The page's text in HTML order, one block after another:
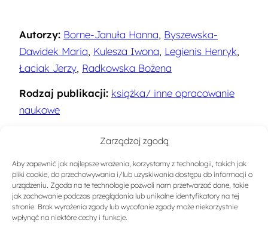
Zarządzaj zgodą
Aby zapewnić jak najlepsze wrażenia, korzystamy z technologii, takich jak
pliki cookie, do przechowywania i/lub uzyskiwania dostępu do informacji o
urządzeniu. Zgoda na te technologie pozwoli nam przetwarzać dane, takie
jak zachowanie podczas przeglądania lub unikalne identyfikatory na tej
stronie. Brak wyrażenia zgody lub wycofanie zgody może niekorzystnie
wpłynąć na niektóre cechy i funkcje.
Autorzy: Borne-Januła Hanna, Byszewska-
Dawidek Maria, Kulesza Iwona, Legienis Henryk,
Łaciak Jerzy, Radkowska Bożena
Rodzaj publikacji: książka/ inne opracowanie
naukowe
Miejsce wydania: Warszawa
Sygnatura:9385
ISBN:83-88376-85-3